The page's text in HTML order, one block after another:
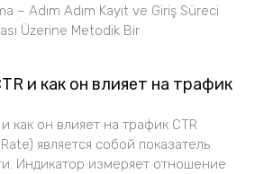
– Adım Adım Kayıt ve Giriş Süreci
Üzerine Metodik Bir
и как он влияет на трафик
как он влияет на трафик CTR
является собой показатель
Индикатор измеряет отношение